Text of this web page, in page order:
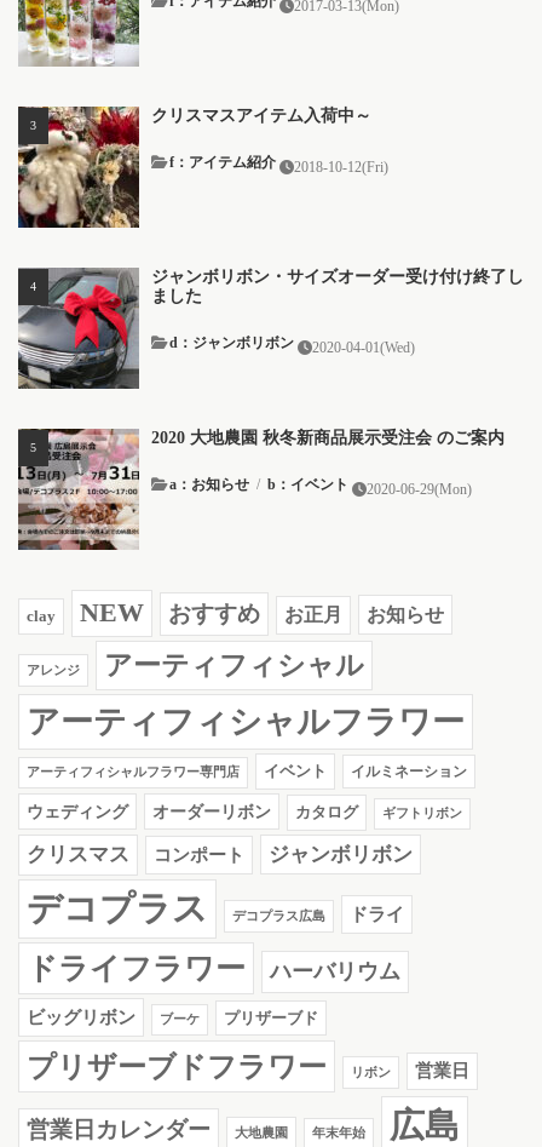
2017-03-13(Mon)
クリスマスアイテム入荷中～
2018-10-12(Fri)
f：アイテム紹介
ジャンボリボン・サイズオーダー受け付け終了し
ました
2020-04-01(Wed)
d：ジャンボリボン
2020 大地農園 秋冬新商品展示受注会 のご案内
2020-06-29(Mon)
a：お知らせ / b：イベント
clay NEW おすすめ お正月 お知らせ
アレンジ アーティフィシャル
アーティフィシャルフラワー
アーティフィシャルフラワー専門店 イベント イルミネーション
ウェディング オーダーリボン カタログ ギフトリボン
クリスマス コンポート ジャンボリボン
デコプラス デコプラス広島 ドライ
ドライフラワー ハーバリウム
ビッグリボン ブーケ プリザーブド
プリザーブドフラワー リボン 営業日
営業日カレンダー 大地農園 年末年始 広島